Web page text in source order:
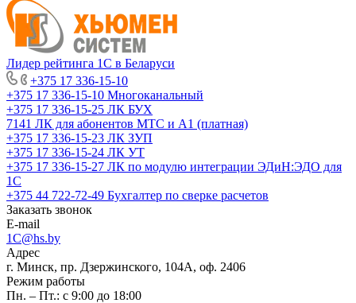
Лидер рейтинга 1С в Беларуси
+375 17 336-15-10
+375 17 336-15-10 Многоканальный
+375 17 336-15-25 ЛК БУХ
7141 ЛК для абонентов МТС и А1 (платная)
+375 17 336-15-23 ЛК ЗУП
+375 17 336-15-24 ЛК УТ
+375 17 336-15-27 ЛК по модулю интеграции ЭДиН:ЭДО для
1С
+375 44 722-72-49 Бухгалтер по сверке расчетов
Заказать звонок
E-mail
1C@hs.by
Адрес
г. Минск, пр. Дзержинского, 104А, оф. 2406
Режим работы
Пн. – Пт.: с 9:00 до 18:00